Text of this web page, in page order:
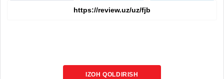
IZOH QOLDIRISH